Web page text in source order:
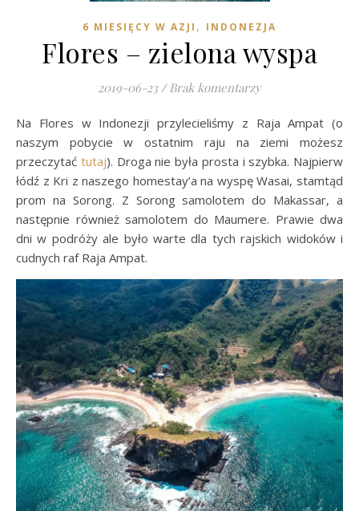
6 MIESIĘCY W AZJI , INDONEZJA
Flores – zielona wyspa
2019-06-23 / Brak komentarzy
Na Flores w Indonezji przylecieliśmy z Raja Ampat (o
naszym pobycie w ostatnim raju na ziemi możesz
przeczytać tutaj). Droga nie była prosta i szybka. Najpierw
łódź z Kri z naszego homestay’a na wyspę Wasai, stamtąd
prom na Sorong. Z Sorong samolotem do Makassar, a
następnie również samolotem do Maumere. Prawie dwa
dni w podróży ale było warte dla tych rajskich widoków i
cudnych raf Raja Ampat.